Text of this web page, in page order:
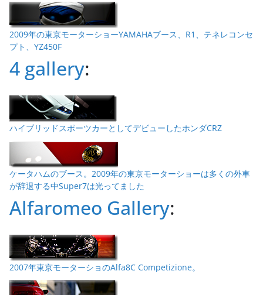
2009年の東京モーターショーYAMAHAブース、R1、テネレコンセ
プト、YZ450F
4 gallery:
ハイブリッドスポーツカーとしてデビューしたホンダCRZ
ケータハムのブース。2009年の東京モーターショーは多くの外車
が辞退する中Super7は光ってました
Alfaromeo Gallery:
2007年東京モーターショのAlfa8C Competizione。